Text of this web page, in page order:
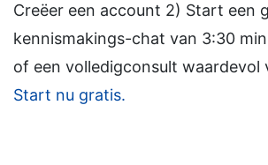
Creëer een account 2) Start een
kennismakings-chat van 3:30
of een volledigconsult waardevol
Start nu gratis.